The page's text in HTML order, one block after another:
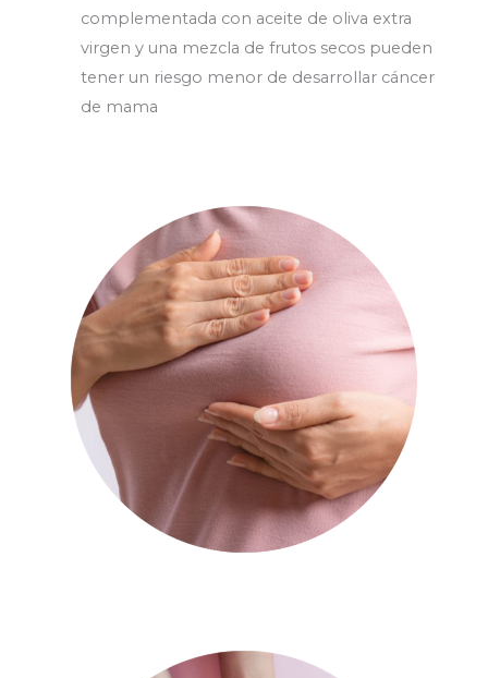
complementada con aceite de oliva extra
virgen y una mezcla de frutos secos pueden
tener un riesgo menor de desarrollar cáncer
de mama